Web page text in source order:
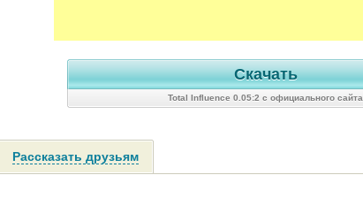
Скачать
Total Influence 0.05:2 с официального сайта
Рассказать друзьям